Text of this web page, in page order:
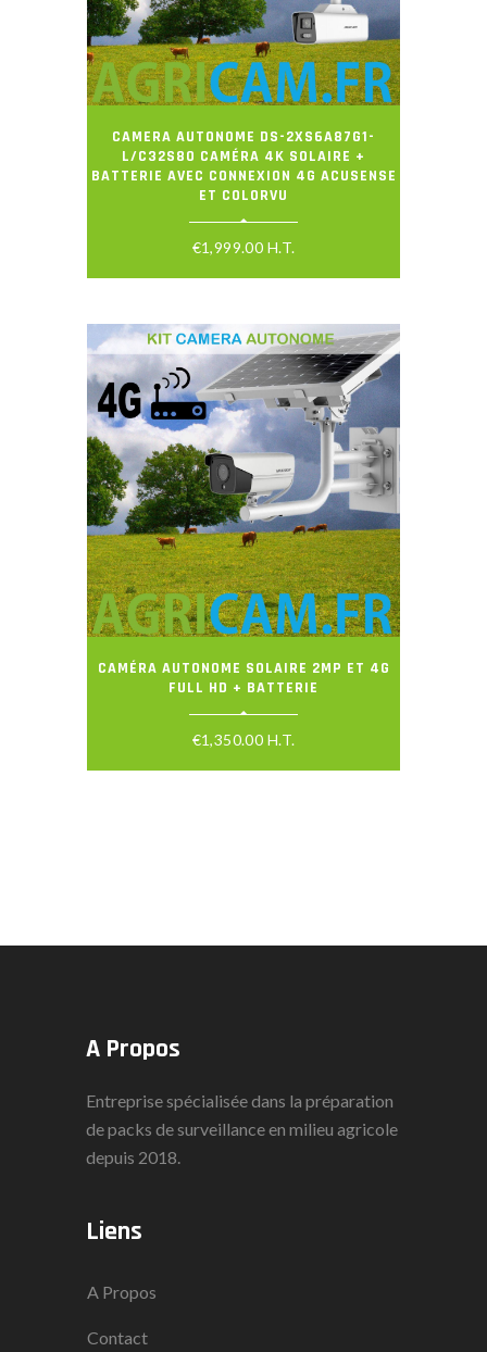
CAMERA AUTONOME DS-2XS6A87G1-
L/C32S80 CAMÉRA 4K SOLAIRE +
BATTERIE AVEC CONNEXION 4G ACUSENSE
ET COLORVU
€1,999.00 H.T.
CAMÉRA AUTONOME SOLAIRE 2MP ET 4G
FULL HD + BATTERIE
€1,350.00 H.T.
A Propos
Entreprise spécialisée dans la préparation
de packs de surveillance en milieu agricole
depuis 2018.
Liens
A Propos
Contact